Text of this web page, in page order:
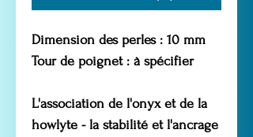
Dimension des perles : 10 mm
Tour de poignet : à spécifier
L'association de l'onyx et de la
howlyte - la stabilité et l'ancrage